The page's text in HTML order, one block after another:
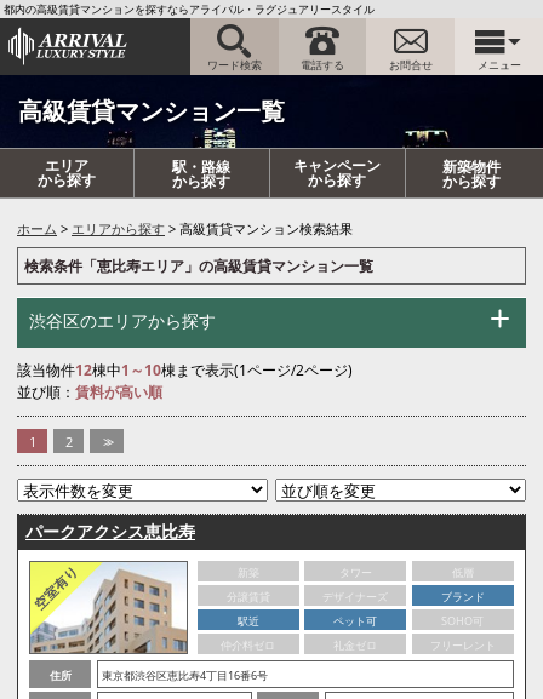
都内の高級賃貸マンションを探すならアライバル・ラグジュアリースタイル
ワード検索 電話する お問合せ メニュー
高級賃貸マンション一覧
エリア
から探す
駅・路線
から探す
キャンペーン
から探す
新築物件
から探す
ホーム エリアから探す 高級賃貸マンション検索結果
検索条件「恵比寿エリア」の高級賃貸マンション一覧
渋谷区のエリアから探す
該当物件12棟中1～10棟まで表示(1ページ/2ページ)
並び順： 賃料が高い順
1 2 >>
パークアクシス恵比寿
新築 タワー
低層
分譲賃貸
デザイナーズ
ブランド
駅近
ペット可
SOHO可
仲介料ゼロ
礼金ゼロ
フリーレント
住所
東京都渋谷区恵比寿4丁目16番6号